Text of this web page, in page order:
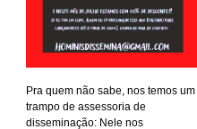
Pra quem não sabe, nos temos um
trampo de assessoria de
disseminação: Nele nos